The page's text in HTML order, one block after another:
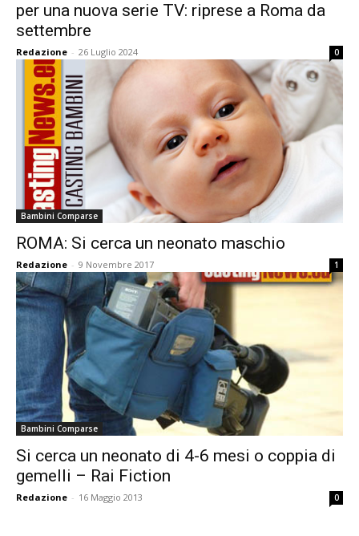
per una nuova serie TV: riprese a Roma da
settembre
Redazione - 26 Luglio 2024 0
Bambini Comparse
ROMA: Si cerca un neonato maschio
Redazione - 9 Novembre 2017 1
Bambini Comparse
Si cerca un neonato di 4-6 mesi o coppia di
gemelli – Rai Fiction
Redazione - 16 Maggio 2013 0